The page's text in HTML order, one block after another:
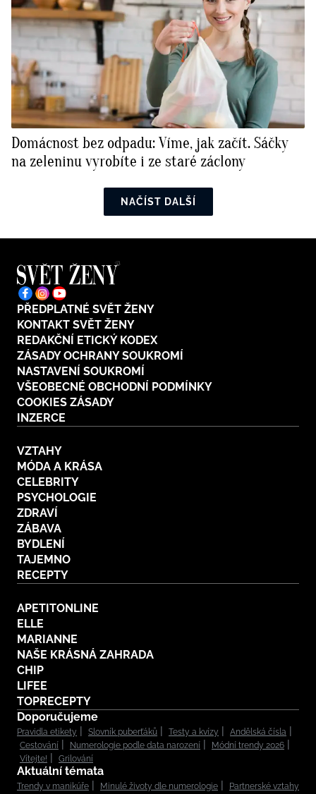
Domácnost bez odpadu: Víme, jak začít. Sáčky
na zeleninu vyrobíte i ze staré záclony
NAČÍST DALŠÍ
PŘEDPLATNÉ SVĚT ŽENY
KONTAKT SVĚT ŽENY
REDAKČNÍ ETICKÝ KODEX
ZÁSADY OCHRANY SOUKROMÍ
NASTAVENÍ SOUKROMÍ
VŠEOBECNÉ OBCHODNÍ PODMÍNKY
COOKIES ZÁSADY
INZERCE
VZTAHY
MÓDA A KRÁSA
CELEBRITY
PSYCHOLOGIE
ZDRAVÍ
ZÁBAVA
BYDLENÍ
TAJEMNO
RECEPTY
APETITONLINE
ELLE
MARIANNE
NAŠE KRÁSNÁ ZAHRADA
CHIP
LIFEE
TOPRECEPTY
Doporučujeme
Pravidla etikety Slovník puberťáků Testy a kvízy
Andělská čísla
Cestování
Numerologie podle data narození
Módní trendy 2026
Vítejte!
Grilování
Aktuální témata
Trendy v manikúře Minulé životy dle numerologie
Partnerské vztahy